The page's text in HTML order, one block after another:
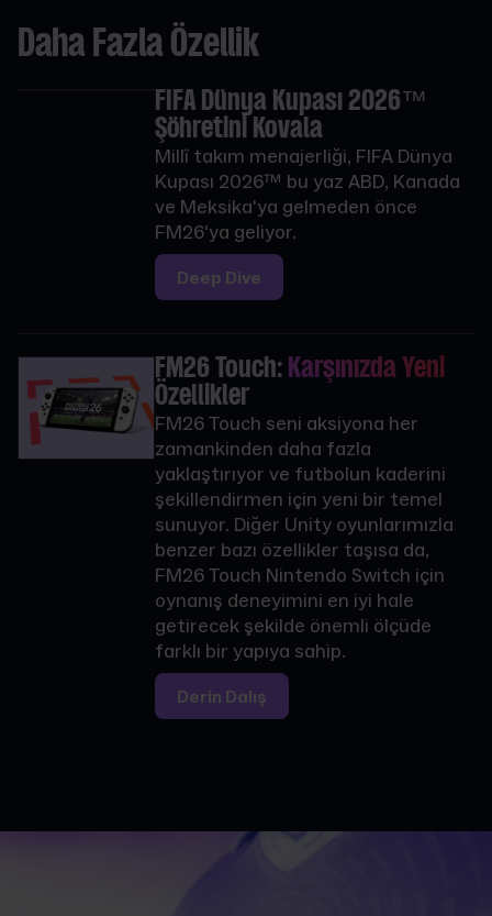
Daha Fazla Özellik
FIFA Dünya Kupası 2026™
Şöhretini Kovala
Millî takım menajerliği, FIFA Dünya
Kupası 2026™ bu yaz ABD, Kanada
ve Meksika'ya gelmeden önce
FM26'ya geliyor.
Deep Dive
FM26 Touch: Karşınızda Yeni
Özellikler
FM26 Touch seni aksiyona her
zamankinden daha fazla
yaklaştırıyor ve futbolun kaderini
şekillendirmen için yeni bir temel
sunuyor. Diğer Unity oyunlarımızla
benzer bazı özellikler taşısa da,
FM26 Touch Nintendo Switch için
oynanış deneyimini en iyi hale
getirecek şekilde önemli ölçüde
farklı bir yapıya sahip.
Derin Dalış